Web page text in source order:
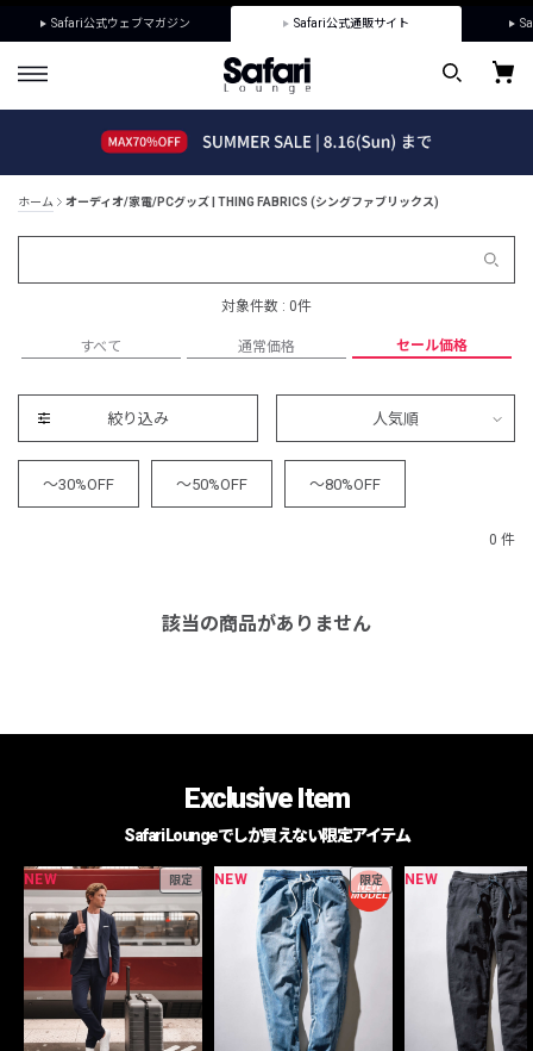
Safari公式ウェブマガジン Safari公式通販サイト
ホーム オーディオ/家電/PCグッズ | THING FABRICS (シングファブリックス)
対象件数 : 0件
すべて 通常価格 セール価格
絞り込み 人気順
～30%OFF ～50%OFF ～80%OFF
0 件
該当の商品がありません
Exclusive Item
Safari Loungeでしか買えない限定アイテム
NEW 限定 NEW 限定 NEW